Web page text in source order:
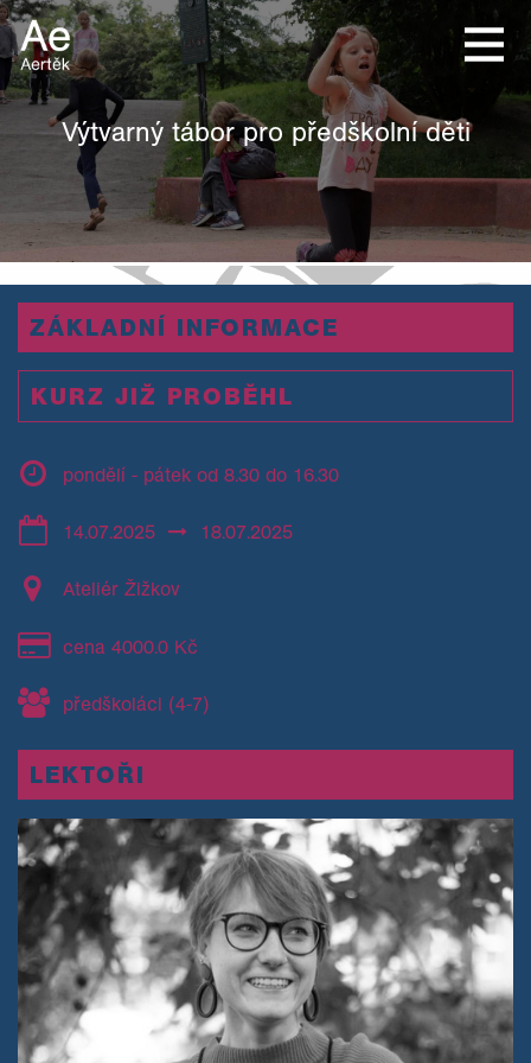
Výtvarný tábor pro předškolní děti
ZÁKLADNÍ INFORMACE
KURZ JIŽ PROBĚHL
pondělí - pátek od 8.30 do 16.30
14.07.2025 18.07.2025
Ateliér Žižkov
cena 4000.0 Kč
předškoláci (4-7)
LEKTOŘI